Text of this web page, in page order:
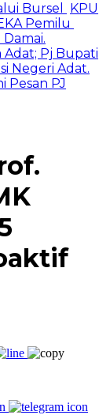
Bursel
KPU
Pemilu
Adat; Pj Bupati
Negeri Adat.
Pesan PJ